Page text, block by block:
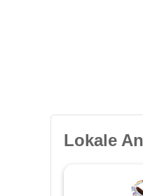
Lokale